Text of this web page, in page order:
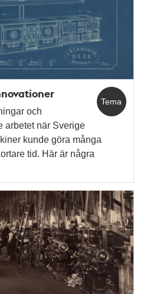
Tema
och
arbetet när Sverige
kunde göra många
tid. Här är några